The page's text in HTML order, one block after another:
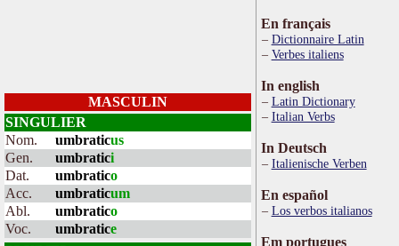
MASCULIN
SINGULIER
Nom.
umbraticus
Gen.
umbratici
Dat.
umbratico
Acc.
umbraticum
Abl.
umbratico
Voc.
umbratice
En français
Dictionnaire Latin
Verbes italiens
In english
Latin Dictionary
Italian Verbs
In Deutsch
Italienische Verben
En español
Los verbos italianos
Em portugues